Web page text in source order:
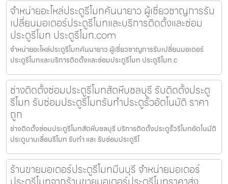
จำหน่ายอะไหล่ประตูรีโมทคันนายาว ผู้เชี่ยวชาญการรับ
เปลี่ยนมอเตอร์ประตูรีโมทและบริการติดตั้งและซ่อม
ประตูรีโมท ประตูรีโมท.com
จำหน่ายอะไหล่ประตูรีโมทคันนายาว ผู้เชี่ยวชาญการรับเปลี่ยนมอเตอร์
ประตูรีโมทและบริการติดตั้งและซ่อมประตูรีโมท ประตูรีโมท.c
ช่างติดตั้งซ่อมประตูรีโมทสัตหีบชลบุรี รับติดตั้งประตู
รีโมท รับซ่อมประตูรีโมทรับทำประตูรั้วอัตโนมัติ ราคา
ถูก
ช่างติดตั้งซ่อมประตูรีโมทสัตหีบชลบุรี บริการติดตั้งประตูรั้วรีโมทอัตโนมัติ
ประตูบานเลื่อนรีโมท รับทำ และ รับซ่อมประตูรีโ
ร้านขายมอเตอร์ประตูรีโมทมีนบุรี จำหน่ายมอเตอร์